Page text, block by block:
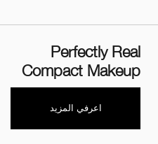
Perfectly Real
Compact Makeup
اعرفي المزيد